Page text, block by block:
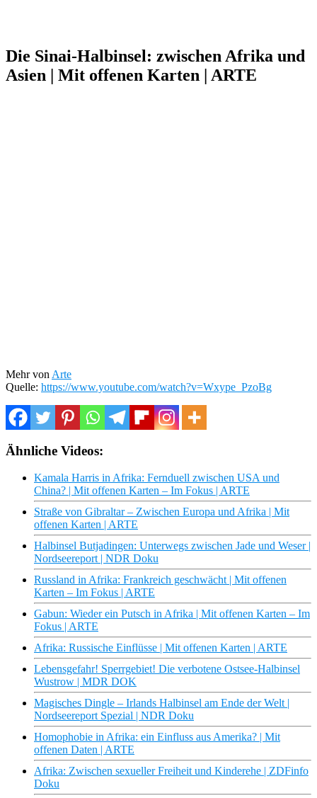
Die Sinai-Halbinsel: zwischen Afrika und
Asien | Mit offenen Karten | ARTE
Mehr von Arte
Quelle: https://www.youtube.com/watch?v=Wxype_PzoBg
Ähnliche Videos:
Kamala Harris in Afrika: Fernduell zwischen USA und
China? | Mit offenen Karten – Im Fokus | ARTE
Straße von Gibraltar – Zwischen Europa und Afrika | Mit
offenen Karten | ARTE
Halbinsel Butjadingen: Unterwegs zwischen Jade und Weser |
Nordseereport | NDR Doku
Russland in Afrika: Frankreich geschwächt | Mit offenen
Karten – Im Fokus | ARTE
Gabun: Wieder ein Putsch in Afrika | Mit offenen Karten – Im
Fokus | ARTE
Afrika: Russische Einflüsse | Mit offenen Karten | ARTE
Lebensgefahr! Sperrgebiet! Die verbotene Ostsee-Halbinsel
Wustrow | MDR DOK
Magisches Dingle – Irlands Halbinsel am Ende der Welt |
Nordseereport Spezial | NDR Doku
Homophobie in Afrika: ein Einfluss aus Amerika? | Mit
offenen Daten | ARTE
Afrika: Zwischen sexueller Freiheit und Kinderehe | ZDFinfo
Doku